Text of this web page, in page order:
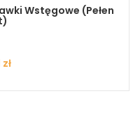
Wstęgowe (pełen